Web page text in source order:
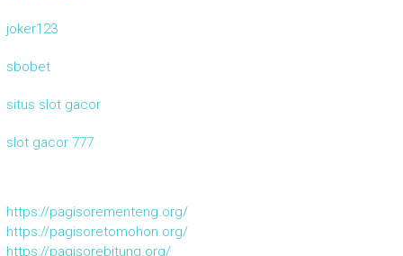
joker123
sbobet
situs slot gacor
slot gacor 777
https://pagisorementeng.org/
https://pagisoretomohon.org/
https://pagisorebitung.org/